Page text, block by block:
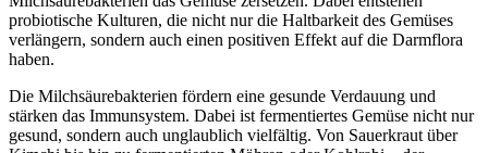
probiotische Kulturen, die nicht nur die Haltbarkeit des Gemüses
verlängern, sondern auch einen positiven Effekt auf die Darmflora
haben.
Die Milchsäurebakterien fördern eine gesunde Verdauung und
stärken das Immunsystem. Dabei ist fermentiertes Gemüse nicht nur
gesund, sondern auch unglaublich vielfältig. Von Sauerkraut über